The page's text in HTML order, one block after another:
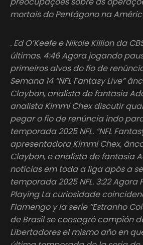
mortais do Pentágono na
. Ed O’Keefe e Nikole Killion da
últimas. 4:46 Agora jogando
primeiros alvos do fio de
Semana 14 “NFL Fantasy Live”
Claybon, analista de fantasia
analista Kimmi Chex discutir
pegar o fio de renúncia indo
temporada 2025 NFL. “NFL
apresentadora Kimmi Chex,
Claybon, e analista de fantasia
notícias em toda a liga após a
temporada 2025 NFL. 3:22 Agora
Playing La curiosidade
Flamengo y la serie “Estranho
de Brasil se consagró campión
Libertadores el mismo año en